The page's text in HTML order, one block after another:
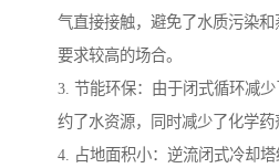
气直接接触，避免了水质污染
要求较高的场合。
3. 节能环保：由于闭式循环减
约了水资源，同时减少了化学药
4. 占地面积小：逆流闭式冷却